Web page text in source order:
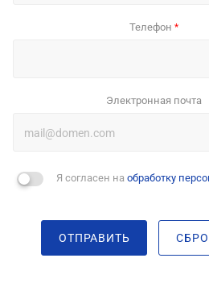
Телефон *
Электронная почта
Я согласен на обработку
ОТПРАВИТЬ